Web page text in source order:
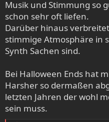
Musik und Stimmung so
schon sehr oft liefen.
Darüber hinaus
stimmige Atmosphäre in
Synth Sachen sind.
Bei Halloween Ends hat
Harsher so dermaßen
letzten Jahren der wohl
sein muss.